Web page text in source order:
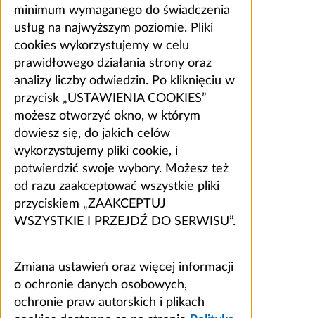
minimum wymaganego do świadczenia
usług na najwyższym poziomie. Pliki
cookies wykorzystujemy w celu
prawidłowego działania strony oraz
analizy liczby odwiedzin. Po kliknięciu w
przycisk „USTAWIENIA COOKIES”
możesz otworzyć okno, w którym
dowiesz się, do jakich celów
wykorzystujemy pliki cookie, i
potwierdzić swoje wybory. Możesz też
od razu zaakceptować wszystkie pliki
przyciskiem „ZAAKCEPTUJ
WSZYSTKIE I PRZEJDŹ DO SERWISU”.
Zmiana ustawień oraz więcej informacji
o ochronie danych osobowych,
ochronie praw autorskich i plikach